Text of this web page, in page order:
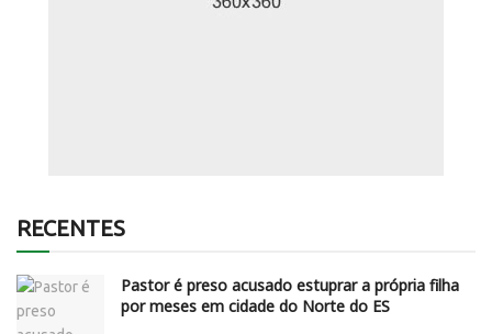
RECENTES
Pastor é preso acusado estuprar a própria filha
por meses em cidade do Norte do ES